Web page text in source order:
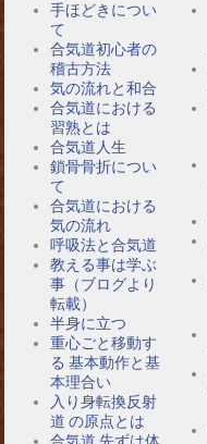
手ほどきについ
て
合気道初心者の
稽古方法
気の流れと和合
合気道における
習熟とは
合気道人生
鎖骨骨折につい
て
合気道における
気の流れ
呼吸法と合気道
教える事は学ぶ
事（ブログより
転載）
半身に立つ
重心ごと移動す
る 基本動作と基
本理合い
入り身転換反射
道 の原点とは